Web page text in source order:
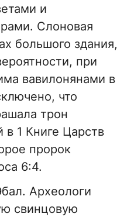
и
Слоновая
большого здания,
при
вавилонянами в
что
трон
1 Книге Царств
пророк
6:4.
Археологи
свинцовую